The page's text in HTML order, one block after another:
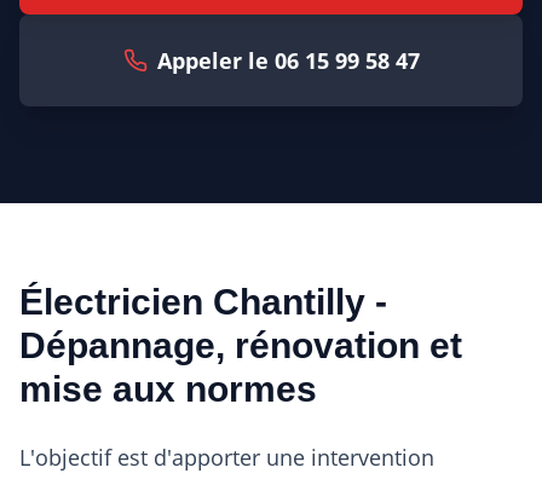
Appeler le 06 15 99 58 47
Électricien Chantilly -
Dépannage, rénovation et
mise aux normes
L'objectif est d'apporter une intervention